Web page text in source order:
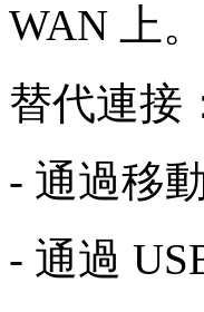
WAN 上
替代連接
- 通過移
- 通過